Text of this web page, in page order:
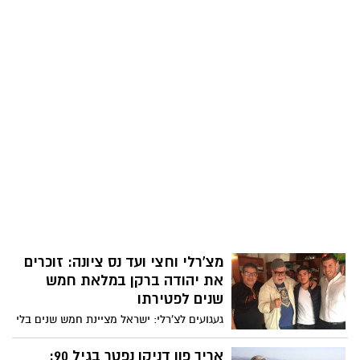
מצ'רלי וחצי ועד נס ציונה: זוכרים
את יהודה ברקן במלאת חמש
שנים לפטירתו
געגועים לצ'רלי: ישראל מציינת חמש שנים בלי
השכן האהוב, יהודה ברקן שהתגורר בנס
ציונה וצילם בה את הסרט נשיקה במצח.